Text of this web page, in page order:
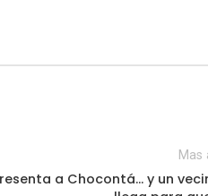
Mas
a Chocontá… y un